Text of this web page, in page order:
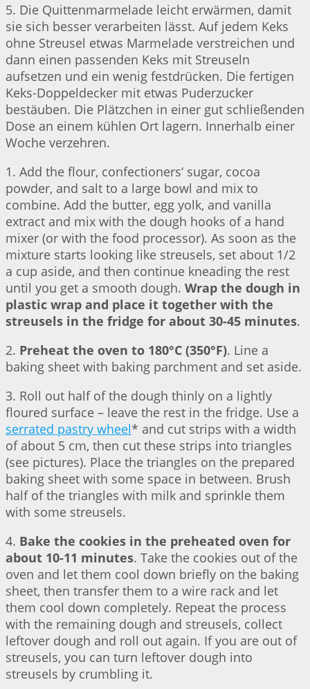
5. Die Quittenmarmelade leicht erwärmen, damit
sie sich besser verarbeiten lässt. Auf jedem Keks
ohne Streusel etwas Marmelade verstreichen und
dann einen passenden Keks mit Streuseln
aufsetzen und ein wenig festdrücken. Die fertigen
Keks-Doppeldecker mit etwas Puderzucker
bestäuben. Die Plätzchen in einer gut schließenden
Dose an einem kühlen Ort lagern. Innerhalb einer
Woche verzehren.
1. Add the flour, confectioners‘ sugar, cocoa
powder, and salt to a large bowl and mix to
combine. Add the butter, egg yolk, and vanilla
extract and mix with the dough hooks of a hand
mixer (or with the food processor). As soon as the
mixture starts looking like streusels, set about 1/2
a cup aside, and then continue kneading the rest
until you get a smooth dough. Wrap the dough in
plastic wrap and place it together with the
streusels in the fridge for about 30-45 minutes.
2. Preheat the oven to 180°C (350°F). Line a
baking sheet with baking parchment and set aside.
3. Roll out half of the dough thinly on a lightly
floured surface – leave the rest in the fridge. Use a
serrated pastry wheel* and cut strips with a width
of about 5 cm, then cut these strips into triangles
(see pictures). Place the triangles on the prepared
baking sheet with some space in between. Brush
half of the triangles with milk and sprinkle them
with some streusels.
4. Bake the cookies in the preheated oven for
about 10-11 minutes. Take the cookies out of the
oven and let them cool down briefly on the baking
sheet, then transfer them to a wire rack and let
them cool down completely. Repeat the process
with the remaining dough and streusels, collect
leftover dough and roll out again. If you are out of
streusels, you can turn leftover dough into
streusels by crumbling it.